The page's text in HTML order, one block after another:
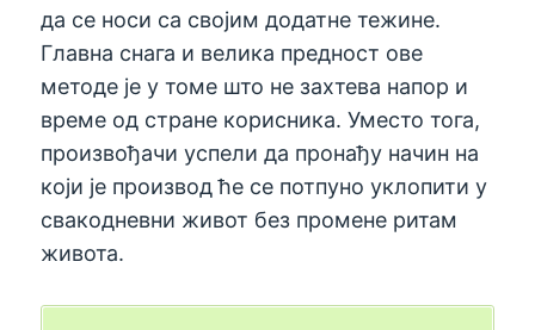
да се носи са својим додатне тежине.
Главна снага и велика предност ове
методе је у томе што не захтева напор и
време од стране корисника. Уместо тога,
произвођачи успели да пронађу начин на
који је производ ће се потпуно уклопити у
свакодневни живот без промене ритам
живота.